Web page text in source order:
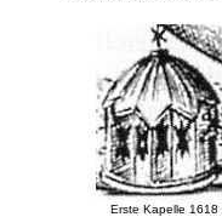
Erste Kapelle 1618